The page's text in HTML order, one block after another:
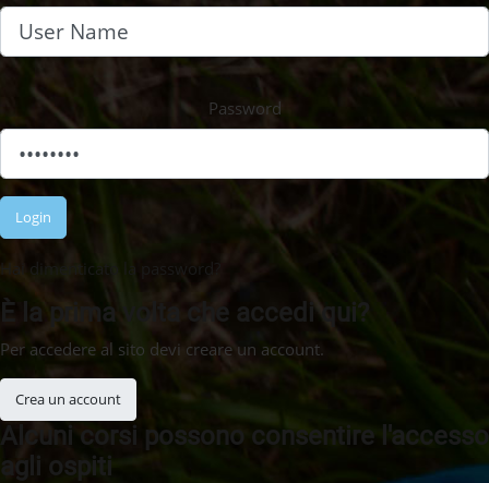
Password
Login
Hai dimenticato la password?
È la prima volta che accedi qui?
Per accedere al sito devi creare un account.
Crea un account
Alcuni corsi possono consentire l'accesso
agli ospiti